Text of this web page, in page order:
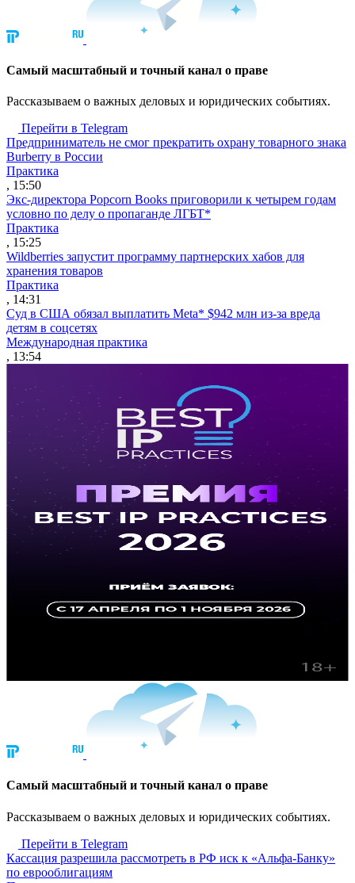
Cамый масштабный и точный канал о праве
Рассказываем о важных деловых и юридических событиях.
Перейти в Telegram
Предприниматель не смог прекратить охрану товарного знака
Burberry в России
Практика
, 15:50
Экс-директора Popcorn Books приговорили к четырем годам
условно по делу о пропаганде ЛГБТ*
Практика
, 15:25
Wildberries запустит программу партнерских хабов для
хранения товаров
Практика
, 14:31
Суд в США обязал выплатить Meta* $942 млн из-за вреда
детям в соцсетях
Международная практика
, 13:54
Cамый масштабный и точный канал о праве
Рассказываем о важных деловых и юридических событиях.
Перейти в Telegram
Кассация разрешила рассмотреть в РФ иск к «Альфа-Банку»
по еврооблигациям